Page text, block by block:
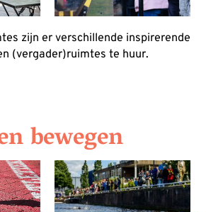
zijn er verschillende inspirerende
(vergader)ruimtes te huur.
bewegen